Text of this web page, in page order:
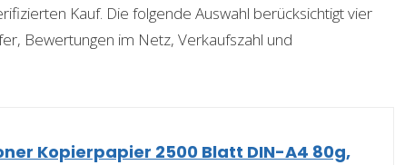
Kauf. Die folgende Auswahl berücksichtigt vier
Bewertungen im Netz, Verkaufszahl und
Kopierpapier 2500 Blatt DIN-A4 80g,